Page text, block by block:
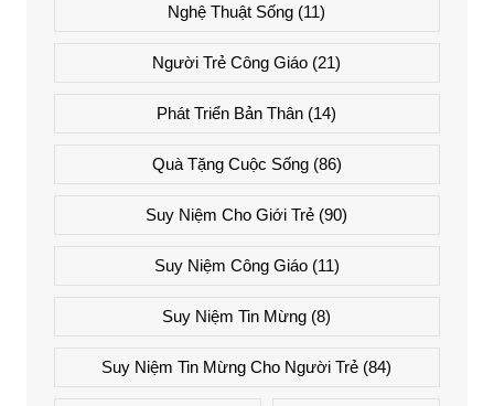
Nghệ Thuật Sống (11)
Người Trẻ Công Giáo (21)
Phát Triển Bản Thân (14)
Quà Tặng Cuộc Sống(86)
Suy Niệm Cho Giới Trẻ (90)
Suy Niệm Công Giáo(11)
Suy Niệm Tin Mừng (8)
Suy Niệm Tin Mừng Cho Người Trẻ (84)